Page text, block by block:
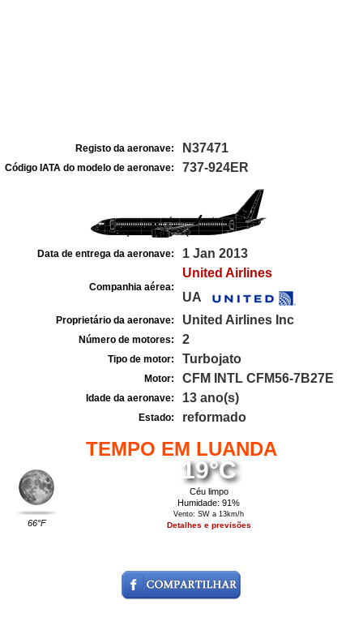
Registo da aeronave: N37471
Código IATA do modelo de aeronave: 737-924ER
Data de entrega da aeronave: 1 Jan 2013
Companhia aérea:
United Airlines
UA
Proprietário da aeronave: United Airlines Inc
Número de motores: 2
Tipo de motor: Turbojato
Motor: CFM INTL CFM56-7B27E
Idade da aeronave: 13 ano(s)
Estado: reformado
TEMPO EM LUANDA
66°F
19°C
Céu limpo
Humidade: 91%
Vento: SW a 13km/h
Detalhes e previsões